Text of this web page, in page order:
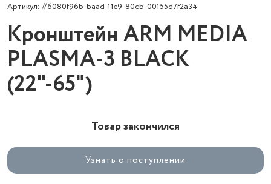
Артикул: #6080f96b-baad-11e9-80cb-00155d7f2a34
Кронштейн ARM MEDIA
PLASMA-3 BLACK
(22"-65")
Товар закончился
Узнать о поступлении